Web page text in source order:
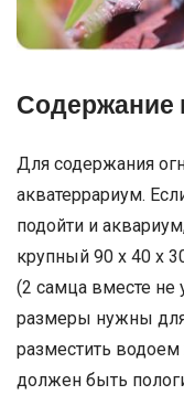
Содержание
Для содержания
акватеррариум.
подойти и
крупный 90 x 40 x
(2 самца вместе
размеры нужны
разместить водоем
должен быть